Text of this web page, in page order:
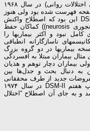
اولین اصلاح DSM (راهنمای تشخیصی و آماری اختلالات روانی) در سال ۱۹۶۸
گرفت که در آن ۱۸۲ ناهنجاری در 134 صفحه فهرست شده بود ولی هنوز
کاملاً شبیه DSM-I بود. ویژگی دومین نسخه DSM این بود که اصطلاح واکنش
(Reaction) حذف شده بود ولی اصطلاح روان­رنجوری neurosis)) کماکان حفظ
نبود و اکثر بیماری­ها را
ناسازگارانه انطباقی
بیماری­ها در دو گروه بزرگ
مثال بیماران مبتلا به افسردگی
بیماران دچار توهم و هذیان
به دنبال بحث و جدل‌ها بین
همچنین ظهور مفروضات جدید از طرف محققانی
نظیر آلفردوکینزی و اولین هوکر، در تجدید چاپ هفتم DSM-II در سال ۱۹۷۴
و به جای آن اصطلاح “اختلال